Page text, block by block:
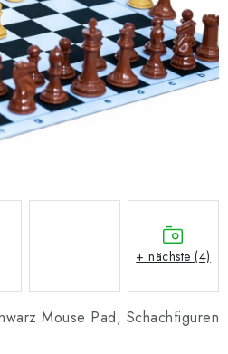
Mouse Pad, Schachfiguren
+ nächste (4)